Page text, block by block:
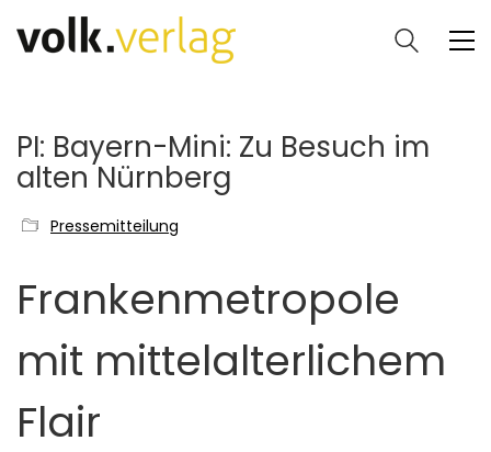
PI: Bayern-Mini: Zu Besuch im
alten Nürnberg
Pressemitteilung
Frankenmetropole
mit mittelalterlichem
Flair